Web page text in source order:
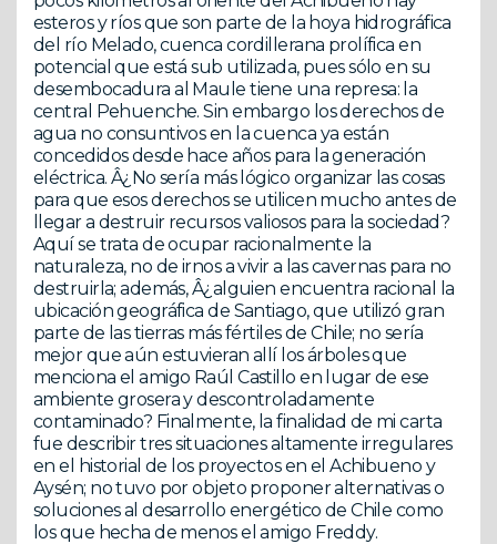
esteros y ríos que son parte de la hoya hidrográfica
del río Melado, cuenca cordillerana prolífica en
potencial que está sub utilizada, pues sólo en su
desembocadura al Maule tiene una represa: la
central Pehuenche. Sin embargo los derechos de
agua no consuntivos en la cuenca ya están
concedidos desde hace años para la generación
eléctrica. Â¿No sería más lógico organizar las cosas
para que esos derechos se utilicen mucho antes de
llegar a destruir recursos valiosos para la sociedad?
Aquí se trata de ocupar racionalmente la
naturaleza, no de irnos a vivir a las cavernas para no
destruirla; además, Â¿alguien encuentra racional la
ubicación geográfica de Santiago, que utilizó gran
parte de las tierras más fértiles de Chile; no sería
mejor que aún estuvieran allí los árboles que
menciona el amigo Raúl Castillo en lugar de ese
ambiente grosera y descontroladamente
contaminado? Finalmente, la finalidad de mi carta
fue describir tres situaciones altamente irregulares
en el historial de los proyectos en el Achibueno y
Aysén; no tuvo por objeto proponer alternativas o
soluciones al desarrollo energético de Chile como
los que hecha de menos el amigo Freddy.